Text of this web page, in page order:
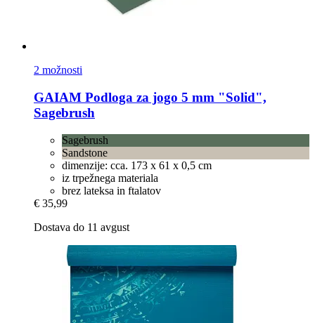
2 možnosti
GAIAM Podloga za jogo 5 mm "Solid",
Sagebrush
Sagebrush
Sandstone
dimenzije: cca. 173 x 61 x 0,5 cm
iz trpežnega materiala
brez lateksa in ftalatov
€ 35,99
Dostava do 11 avgust